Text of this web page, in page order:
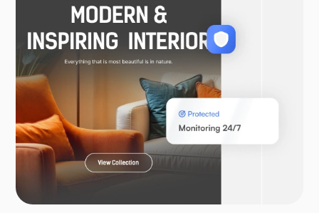
WooCommerce
Laravel